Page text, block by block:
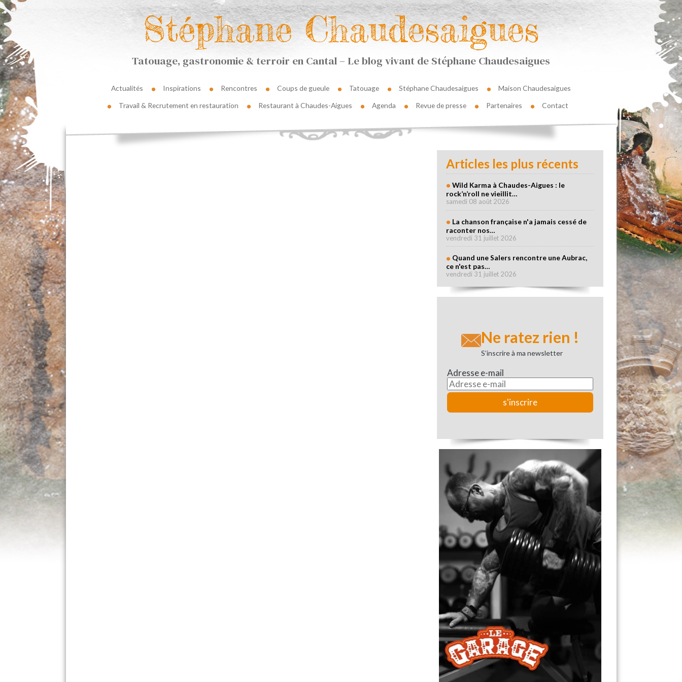
Stéphane Chaudesaigues
Tatouage, gastronomie & terroir en Cantal – Le blog vivant de Stéphane Chaudesaigues
Actualités Inspirations Rencontres Coups de gueule Tatouage Stéphane Chaudesaigues
Maison Chaudesaigues
Travail & Recrutement en restauration
Restaurant à Chaudes-Aigues Agenda Revue de presse Partenaires Contact
Articles les plus récents
Wild Karma à Chaudes-Aigues : le
rock’n’roll ne vieillit…
samedi 08 août 2026
La chanson française n'a jamais cessé de
raconter nos…
vendredi 31 juillet 2026
Quand une Salers rencontre une Aubrac,
ce n'est pas…
vendredi 31 juillet 2026
Ne ratez rien !
S’inscrire à ma newsletter
Adresse e-mail